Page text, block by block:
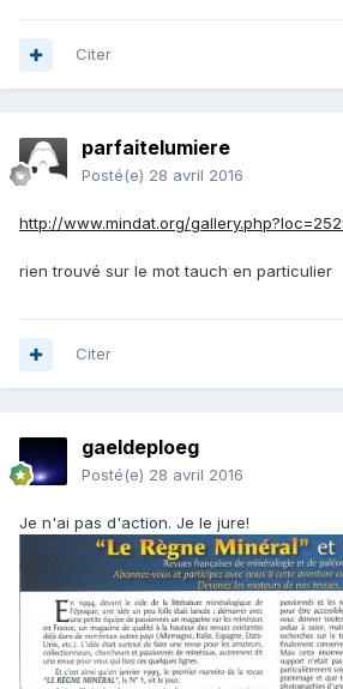
Citer
parfaitelumiere
Posté(e) 28 avril 2016
http://www.mindat.org/
rien trouvé sur le mot tauch en particulier
Citer
gaeldeploeg
Posté(e) 28 avril 2016
Je n'ai pas d'action. Je le jure!